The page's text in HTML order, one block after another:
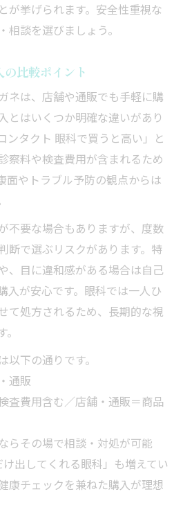
が挙げられます。安全性重視な
相談を選びましょう。
比較ポイント
ネは、店舗や通販でも手軽に購
とはいくつか明確な違いがあり
ンタクト 眼科で買うと高い」と
察料や検査費用が含まれるため
面やトラブル予防の観点からは
不要な場合もありますが、度数
断で選ぶリスクがあります。特
、目に違和感がある場合は自己
入が安心です。眼科では一人ひ
て処方されるため、長期的な視
下の通りです。
通販
査費用含む／店舗・通販＝商品
らその場で相談・対処が可能
け出してくれる眼科」も増えてい
康チェックを兼ねた購入が理想